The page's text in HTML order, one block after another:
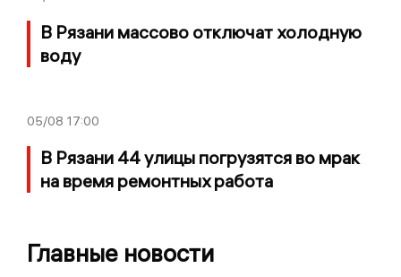
В Рязани массово отключат холодную
воду
05/08 17:00
В Рязани 44 улицы погрузятся во мрак
на время ремонтных работа
Главные новости